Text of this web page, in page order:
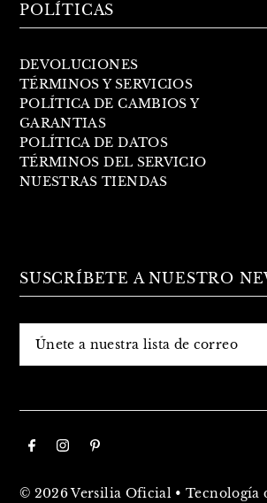
POLÍTICAS
DEVOLUCIONES
TÉRMINOS Y SERVICIOS
POLÍTICA DE CAMBIOS Y
GARANTIAS
POLÍTICA DE DATOS
TÉRMINOS DEL SERVICIO
NUESTRAS TIENDAS
SUSCRÍBETE A NUESTRO
© 2026 Versilia Oficial •Tecnología